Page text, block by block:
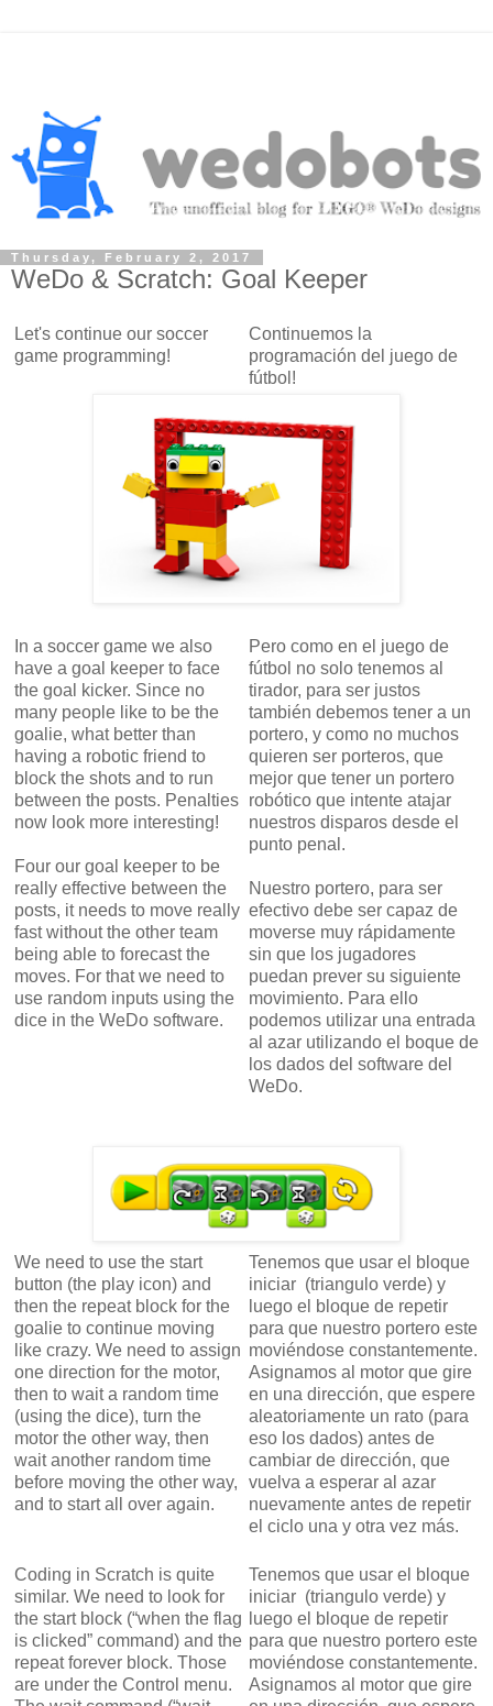
Thursday, February 2, 2017
WeDo & Scratch: Goal Keeper
Let's continue our soccer
game programming!
Continuemos la
programación del juego de
fútbol!
In a soccer game we also
have a goal keeper to face
the goal kicker. Since no
many people like to be the
goalie, what better than
having a robotic friend to
block the shots and to run
between the posts. Penalties
now look more interesting!
Four our goal keeper to be
really effective between the
posts, it needs to move really
fast without the other team
being able to forecast the
moves. For that we need to
use random inputs using the
dice in the WeDo software.
Pero como en el juego de
fútbol no solo tenemos al
tirador, para ser justos
también debemos tener a un
portero, y como no muchos
quieren ser porteros, que
mejor que tener un portero
robótico que intente atajar
nuestros disparos desde el
punto penal.
Nuestro portero, para ser
efectivo debe ser capaz de
moverse muy rápidamente
sin que los jugadores
puedan prever su siguiente
movimiento. Para ello
podemos utilizar una entrada
al azar utilizando el boque de
los dados del software del
WeDo.
We need to use the start
button (the play icon) and
then the repeat block for the
goalie to continue moving
like crazy. We need to assign
one direction for the motor,
then to wait a random time
(using the dice), turn the
motor the other way, then
wait another random time
before moving the other way,
and to start all over again.
Tenemos que usar el bloque
iniciar (triangulo verde) y
luego el bloque de repetir
para que nuestro portero este
moviéndose constantemente.
Asignamos al motor que gire
en una dirección, que espere
aleatoriamente un rato (para
eso los dados) antes de
cambiar de dirección, que
vuelva a esperar al azar
nuevamente antes de repetir
el ciclo una y otra vez más.
Coding in Scratch is quite
similar. We need to look for
the start block (“when the flag
is clicked” command) and the
repeat forever block. Those
are under the Control menu.
Tenemos que usar el bloque
iniciar (triangulo verde) y
luego el bloque de repetir
para que nuestro portero este
moviéndose constantemente.
Asignamos al motor que gire